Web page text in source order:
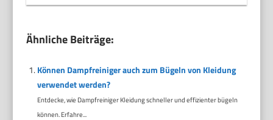
Ähnliche Beiträge:
Können Dampfreiniger auch zum Bügeln von Kleidung
verwendet werden?
Entdecke, wie Dampfreiniger Kleidung schneller und effizienter bügeln
können. Erfahre...